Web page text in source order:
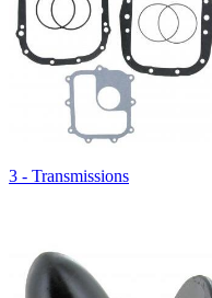
3 - Transmissions